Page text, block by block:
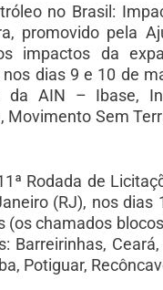
no Brasil:
promovido pela
impactos da
dias 9 e 10 de
da AIN – Ibase,
Sem
Rodada de
(RJ), nos
chamados
Potiguar,